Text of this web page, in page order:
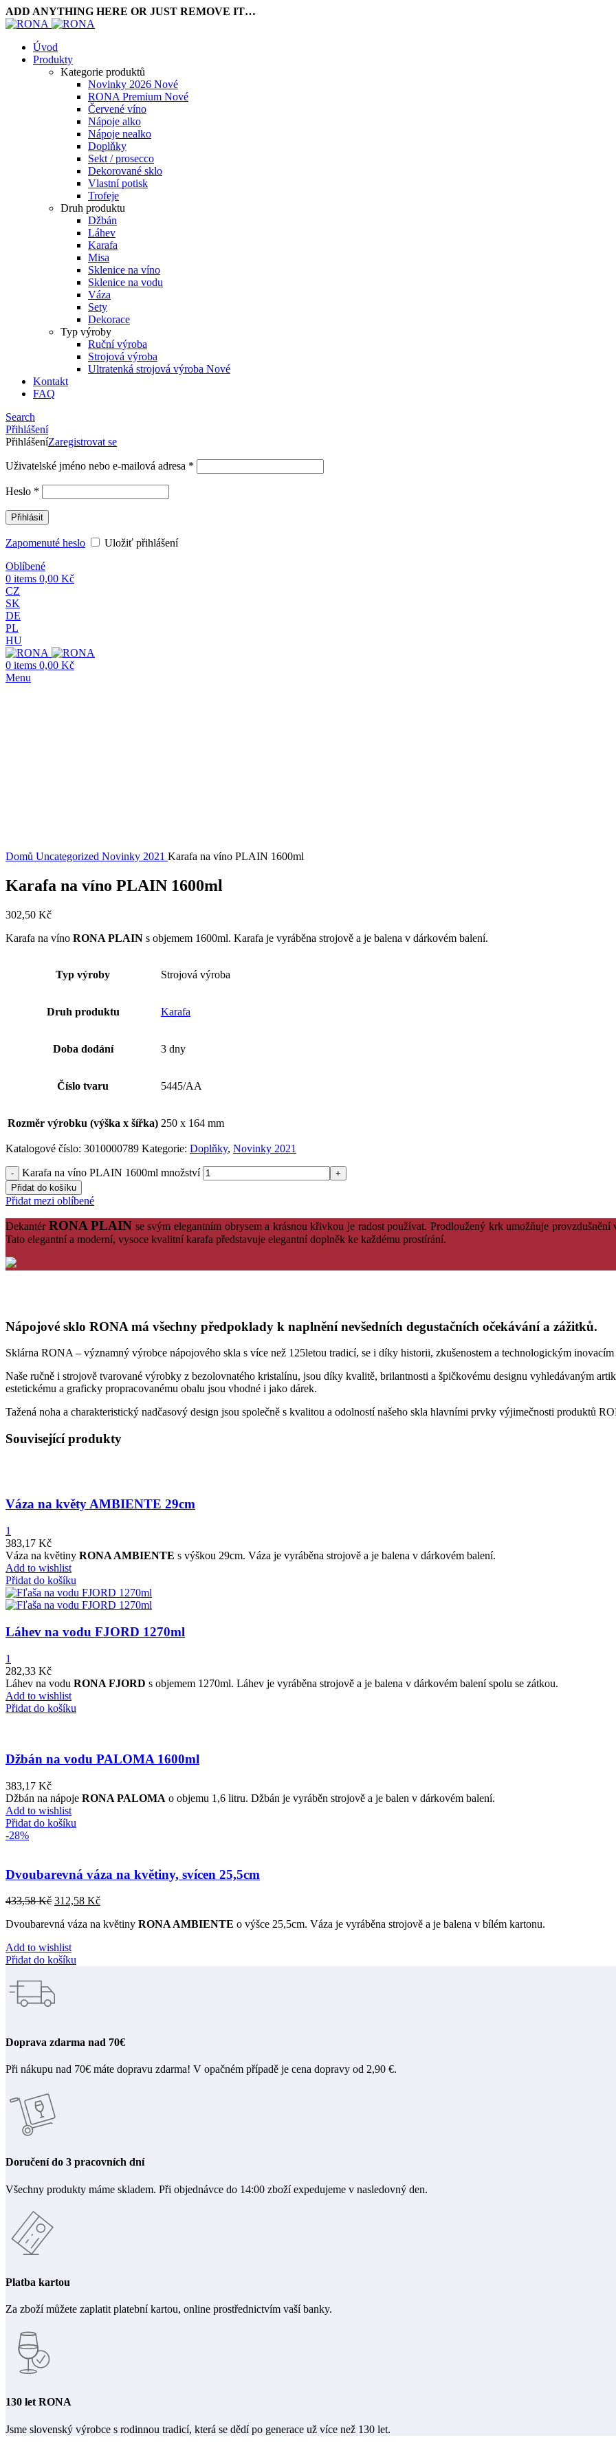
ADD ANYTHING HERE OR JUST REMOVE IT…
Úvod
Produkty
Kategorie produktů
Novinky 2026 Nové
RONA Premium Nové
Červené víno
Nápoje alko
Nápoje nealko
Doplňky
Sekt / prosecco
Dekorované sklo
Vlastní potisk
Trofeje
Druh produktu
Džbán
Láhev
Karafa
Misa
Sklenice na víno
Sklenice na vodu
Váza
Sety
Dekorace
Typ výroby
Ruční výroba
Strojová výroba
Ultratenká strojová výroba Nové
Kontakt
FAQ
Search
Přihlášení
PřihlášeníZaregistrovat se
Uživatelské jméno nebo e-mailová adresa *
Heslo *
Přihlásit
Zapomenuté heslo
Uložiť přihlášení
Oblíbené
0 items 0,00 Kč
CZ
SK
DE
PL
HU
0 items 0,00 Kč
Menu
Domů Uncategorized Novinky 2021 Karafa na víno PLAIN 1600ml
Karafa na víno PLAIN 1600ml
302,50 Kč
Karafa na víno RONA PLAIN s objemem 1600ml. Karafa je vyráběna strojově a je balena v dárkovém balení.
Typ výroby Strojová výroba
Druh produktu Karafa
Doba dodání 3 dny
Číslo tvaru 5445/AA
Rozměr výrobku (výška x šířka) 250 x 164 mm
Katalogové číslo: 3010000789 Kategorie: Doplňky, Novinky 2021
Karafa na víno PLAIN 1600ml množství
Přidat do košíku
Přidat mezi oblíbené
Dekantér RONA PLAIN se svým elegantním obrysem a krásnou křivkou je radost používat. Prodloužený krk umožňuje provzdušnění
Tato elegantní a moderní, vysoce kvalitní karafa představuje elegantní doplněk ke každému prostírání.
Nápojové sklo RONA má všechny předpoklady k naplnění nevšedních degustačních očekávání a zážitků.
Sklárna RONA – významný výrobce nápojového skla s více než 125letou tradicí, se i díky historii, zkušenostem a technologickým inovacím
Naše ručně i strojově tvarované výrobky z bezolovnatého kristalínu, jsou díky kvalitě, brilantnosti a špičkovému designu vyhledávaným
estetickému a graficky propracovanému obalu jsou vhodné i jako dárek.
Tažená noha a charakteristický nadčasový design jsou společně s kvalitou a odolností našeho skla hlavními prvky výjimečnosti produktů
Související produkty
Váza na květy AMBIENTE 29cm
1
383,17 Kč
Váza na květiny RONA AMBIENTE s výškou 29cm. Váza je vyráběna strojově a je balena v dárkovém balení.
Add to wishlist
Přidat do košíku
Láhev na vodu FJORD 1270ml
1
282,33 Kč
Láhev na vodu RONA FJORD s objemem 1270ml. Láhev je vyráběna strojově a je balena v dárkovém balení spolu se zátkou.
Add to wishlist
Přidat do košíku
Džbán na vodu PALOMA 1600ml
383,17 Kč
Džbán na nápoje RONA PALOMA o objemu 1,6 litru. Džbán je vyráběn strojově a je balen v dárkovém balení.
Add to wishlist
Přidat do košíku
-28%
Dvoubarevná váza na květiny, svícen 25,5cm
433,58Kč 312,58 Kč
Dvoubarevná váza na květiny RONA AMBIENTE o výšce 25,5cm. Váza je vyráběna strojově a je balena v bílém kartonu. ​
Add to wishlist
Přidat do košíku
Doprava zdarma nad 70€
Při nákupu nad 70€ máte dopravu zdarma! V opačném případě je cena dopravy od 2,90 €.
Doručení do 3 pracovních dní
Všechny produkty máme skladem. Při objednávce do 14:00 zboží expedujeme v nasledovný den.
Platba kartou
Za zboží můžete zaplatit platební kartou, online prostřednictvím vaší banky.
130 let RONA
Jsme slovenský výrobce s rodinnou tradicí, která se dědí po generace už více než 130 let.